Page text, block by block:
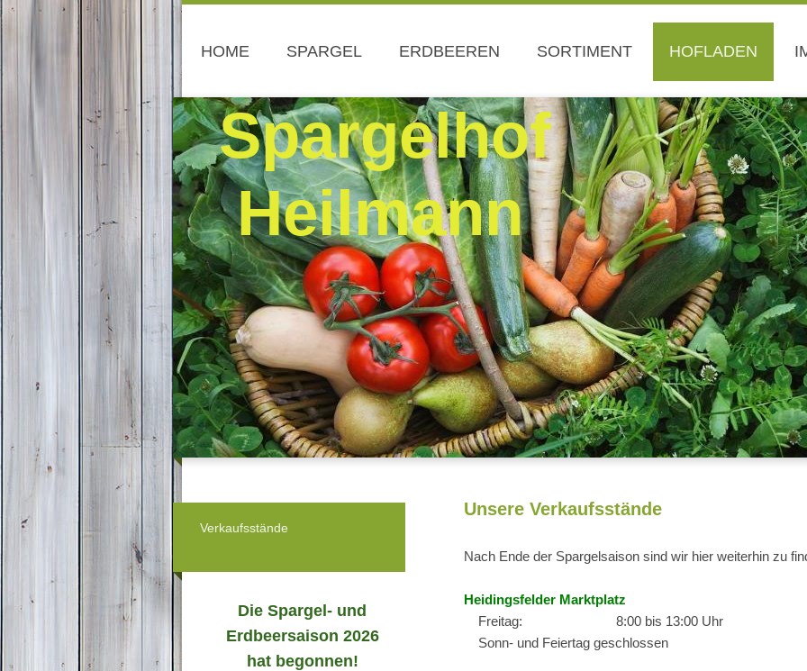
HOME SPARGEL ERDBEEREN SORTIMENT HOFLADEN
Spargelhof
Heilmann
Unsere Verkaufsstände
Nach Ende der Spargelsaison sind wir hier weiterhin zu
Heidingsfelder Marktplatz
Freitag: 8:00 bis 13:00 Uhr
Sonn- und Feiertag geschlossen
Verkaufsstände
Die Spargel- und
Erdbeersaison 2026
hat begonnen!